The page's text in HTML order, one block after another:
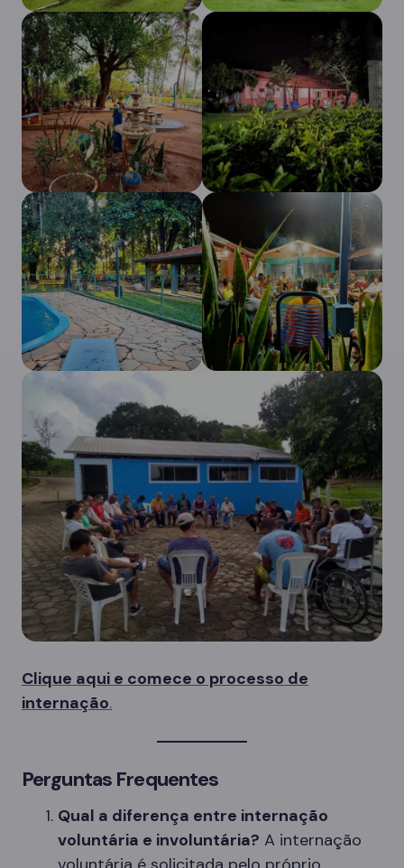
Clique aqui e comece o processo de
internação.
Perguntas Frequentes
Qual a diferença entre internação
voluntária e involuntária? A internação